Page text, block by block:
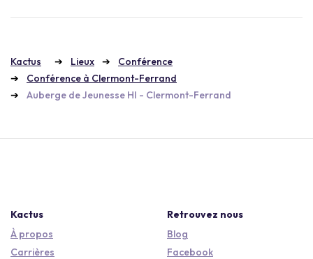
Kactus Lieux
Conférence
Conférence à Clermont-Ferrand
Auberge de Jeunesse HI - Clermont-Ferrand
Kactus
À propos
Carrières
Retrouvez nous
Blog
Facebook